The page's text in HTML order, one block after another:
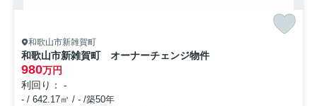
和歌山市新雑賀町
和歌山市新雑賀町 オーナーチェンジ物件
980万円
利回り： -
- / 642.17㎡ / - /築50年